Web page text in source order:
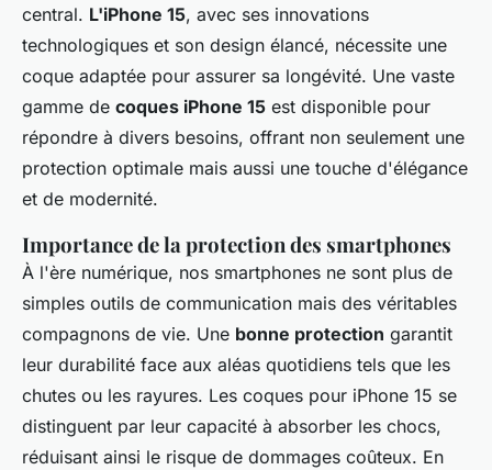
central. L'iPhone 15, avec ses innovations
technologiques et son design élancé, nécessite une
coque adaptée pour assurer sa longévité. Une vaste
gamme de coques iPhone 15 est disponible pour
répondre à divers besoins, offrant non seulement une
protection optimale mais aussi une touche d'élégance
et de modernité.
Importance de la protection des smartphones
À l'ère numérique, nos smartphones ne sont plus de
simples outils de communication mais des véritables
compagnons de vie. Une bonne protection garantit
leur durabilité face aux aléas quotidiens tels que les
chutes ou les rayures. Les coques pour iPhone 15 se
distinguent par leur capacité à absorber les chocs,
réduisant ainsi le risque de dommages coûteux. En